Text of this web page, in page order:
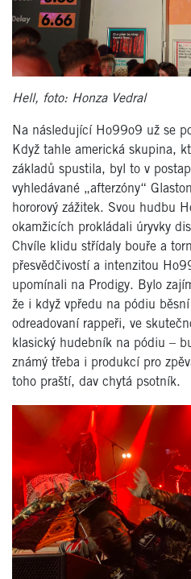
Hell, foto: Honza Vedral
Na následující Ho99o9 už se
Když tahle americká skupina,
základů spustila, byl to v
vyhledávané „afterzóny“
hororový zážitek. Svou hudbu
okamžicích prokládali úryvky
Chvíle klidu střídaly bouře a
přesvědčivostí a intenzitou
upomínali na Prodigy. Bylo
že i když vpředu na pódiu
odreadovaní rappeři, ve
klasický hudebník na pódiu –
známý třeba i produkcí pro
toho praští, dav chytá psotník.